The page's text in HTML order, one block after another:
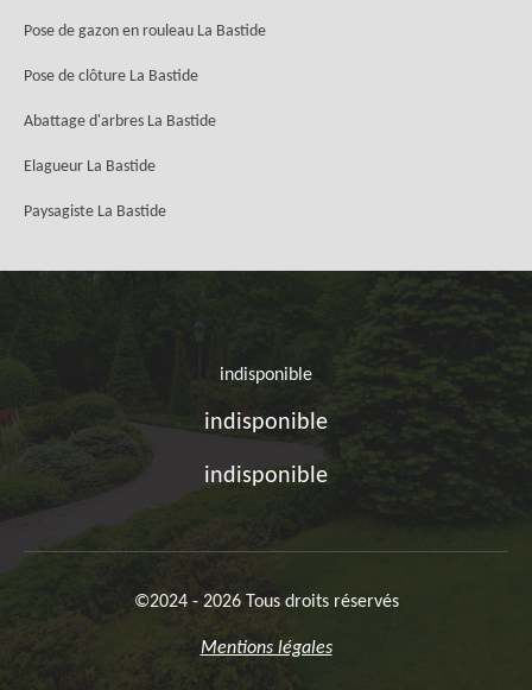
Pose de gazon en rouleau La Bastide
Pose de clôture La Bastide
Abattage d'arbres La Bastide
Elagueur La Bastide
Paysagiste La Bastide
indisponible
indisponible
indisponible
©2024 - 2026 Tous droits réservés
Mentions légales